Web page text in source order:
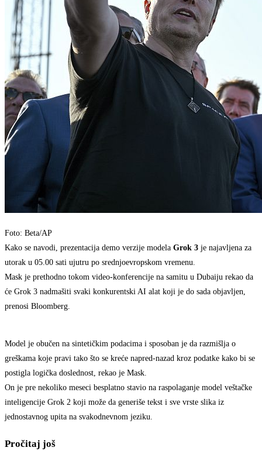
Foto: Beta/AP
Kako se navodi, prezentacija demo verzije modela Grok 3 je najavljena za
utorak u 05.00 sati ujutru po srednjoevropskom vremenu.
Mask je prethodno tokom video-konferencije na samitu u Dubaiju rekao da
će Grok 3 nadmašiti svaki konkurentski AI alat koji je do sada objavljen,
prenosi Bloomberg.
Model je obučen na sintetičkim podacima i sposoban je da razmišlja o
greškama koje pravi tako što se kreće napred-nazad kroz podatke kako bi se
postigla logička doslednost, rekao je Mask.
On je pre nekoliko meseci besplatno stavio na raspolaganje model veštačke
inteligencije Grok 2 koji može da generiše tekst i sve vrste slika iz
jednostavnog upita na svakodnevnom jeziku.
Pročitaj još